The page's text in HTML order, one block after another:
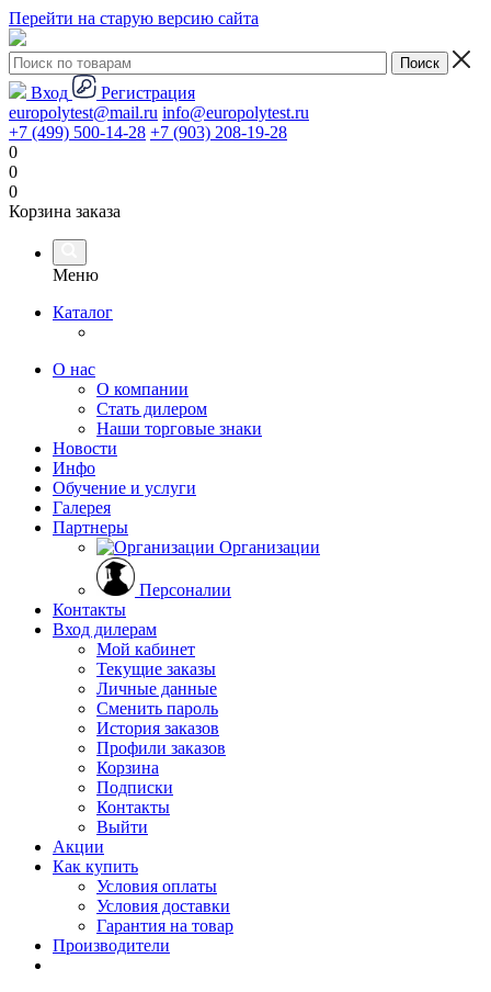
Перейти на старую версию сайта
Вход
Регистрация
europolytest@mail.ru info@europolytest.ru
+7 (499) 500-14-28 +7 (903) 208-19-28
0
0
0
Корзина заказа
Меню
Каталог
О нас
О компании
Стать дилером
Наши торговые знаки
Новости
Инфо
Обучение и услуги
Галерея
Партнеры
Организации
Персоналии
Контакты
Вход дилерам
Мой кабинет
Текущие заказы
Личные данные
Сменить пароль
История заказов
Профили заказов
Корзина
Подписки
Контакты
Выйти
Акции
Как купить
Условия оплаты
Условия доставки
Гарантия на товар
Производители